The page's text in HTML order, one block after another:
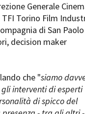
Generale
Torino Film
di San Paolo
decision maker
che "siamo
interventi di esperti
di spicco del